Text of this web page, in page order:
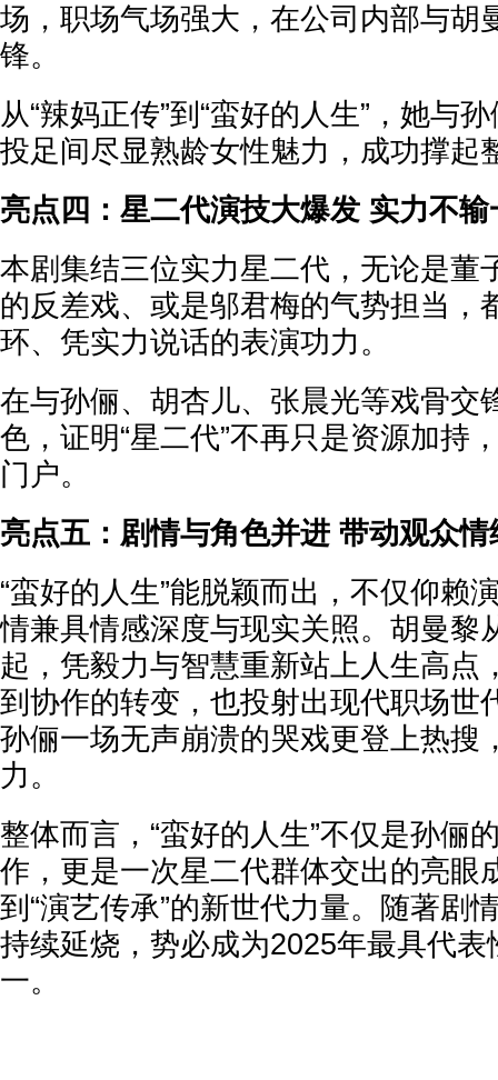
场，职场气场强大，在公司内部与胡
锋。
从“辣妈正传”到“蛮好的人生”，她与
投足间尽显熟龄女性魅力，成功撑起
亮点四：星二代演技大爆发 实力不输
本剧集结三位实力星二代，无论是董
的反差戏、或是邬君梅的气势担当，
环、凭实力说话的表演功力。
在与孙俪、胡杏儿、张晨光等戏骨交
色，证明“星二代”不再只是资源加持
门户。
亮点五：剧情与角色并进 带动观众情
“蛮好的人生”能脱颖而出，不仅仰赖
情兼具情感深度与现实关照。胡曼黎
起，凭毅力与智慧重新站上人生高点
到协作的转变，也投射出现代职场世
孙俪一场无声崩溃的哭戏更登上热搜
力。
整体而言，“蛮好的人生”不仅是孙俪
作，更是一次星二代群体交出的亮眼
到“演艺传承”的新世代力量。随著剧
持续延烧，势必成为2025年最具代
一。